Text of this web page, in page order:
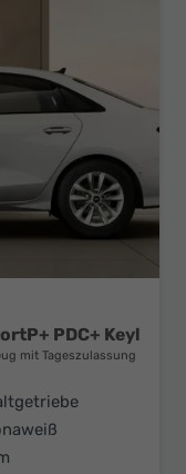
PDC+ Keyl
mit Tageszulassung